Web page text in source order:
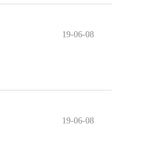
19-06-08
19-06-08